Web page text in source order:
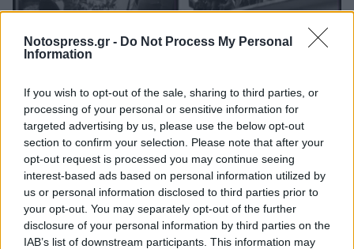
Notospress.gr - Do Not Process My Personal
Information
If you wish to opt-out of the sale, sharing to third parties, or
processing of your personal or sensitive information for
targeted advertising by us, please use the below opt-out
section to confirm your selection. Please note that after your
opt-out request is processed you may continue seeing
interest-based ads based on personal information utilized by
us or personal information disclosed to third parties prior to
your opt-out. You may separately opt-out of the further
disclosure of your personal information by third parties on the
IAB’s list of downstream participants. This information may
Επίσκεψη στη Σπάρτη, 3-5-1963
Μεγαλειώδην υποδοχήν επεφύλαξεν εις τους
βασιλείςκαιο λαός τηςΣπάρτης. Εις τα όρια του
νομού Λακωνίας τους υπεδέχθησαν ο Υφυπουργός
Εσωτερικών κ.Δαβάκης, ο αρχηγός Χωροφυλακής κ.
Βαρδουλάκης και ο Νομάρχης κ. Σκανδάλης.